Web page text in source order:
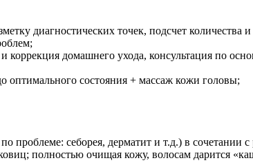
диагностических точек, подсчет количества
домашнего ухода, консультация по
оптимального состояния + массаж кожи головы;
проблеме: себорея, дерматит и т.д.) в
полностью очищая кожу, волосам дарится